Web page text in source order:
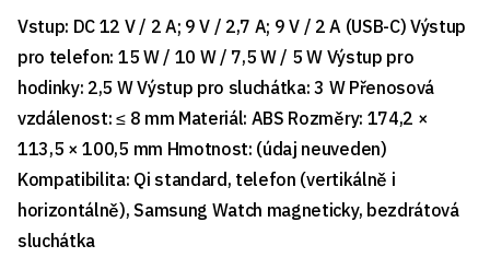
Vstup: DC 12 V / 2 A; 9 V / 2,7 A; 9 V / 2 A (USB-C) Výstup
pro telefon: 15 W / 10 W / 7,5 W / 5 W Výstup pro
hodinky: 2,5 W Výstup pro sluchátka: 3 W Přenosová
vzdálenost: ≤ 8 mm Materiál: ABS Rozměry: 174,2 ×
113,5 × 100,5 mm Hmotnost: (údaj neuveden)
Kompatibilita: Qi standard, telefon (vertikálně i
horizontálně), Samsung Watch magneticky, bezdrátová
sluchátka